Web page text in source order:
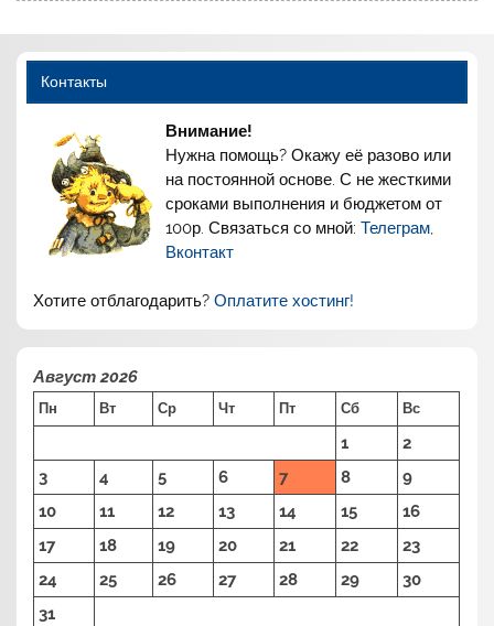
Контакты
Внимание!
Нужна помощь? Окажу её разово или
на постоянной основе. С не жесткими
сроками выполнения и бюджетом от
100р. Связаться со мной:Телеграм,
Вконтакт
Хотите отблагодарить?Оплатите хостинг!
Август 2026
Пн Вт Ср Чт Пт Сб Вс
1
2
3
4 5 6 7 8
9
10
11 12 13 14 15
16
17
18 19 20 21 22
23
24
25 26 27 28 29
30
31